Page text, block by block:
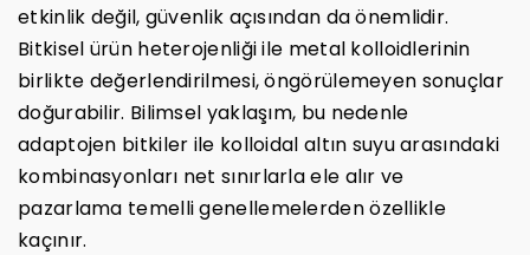
etkinlik değil, güvenlik açısından da önemlidir.
Bitkisel ürün heterojenliği ile metal kolloidlerinin
birlikte değerlendirilmesi, öngörülemeyen sonuçlar
doğurabilir. Bilimsel yaklaşım, bu nedenle
adaptojen bitkiler ile kolloidal altın suyu arasındaki
kombinasyonları net sınırlarla ele alır ve
pazarlama temelli genellemelerden özellikle
kaçınır.